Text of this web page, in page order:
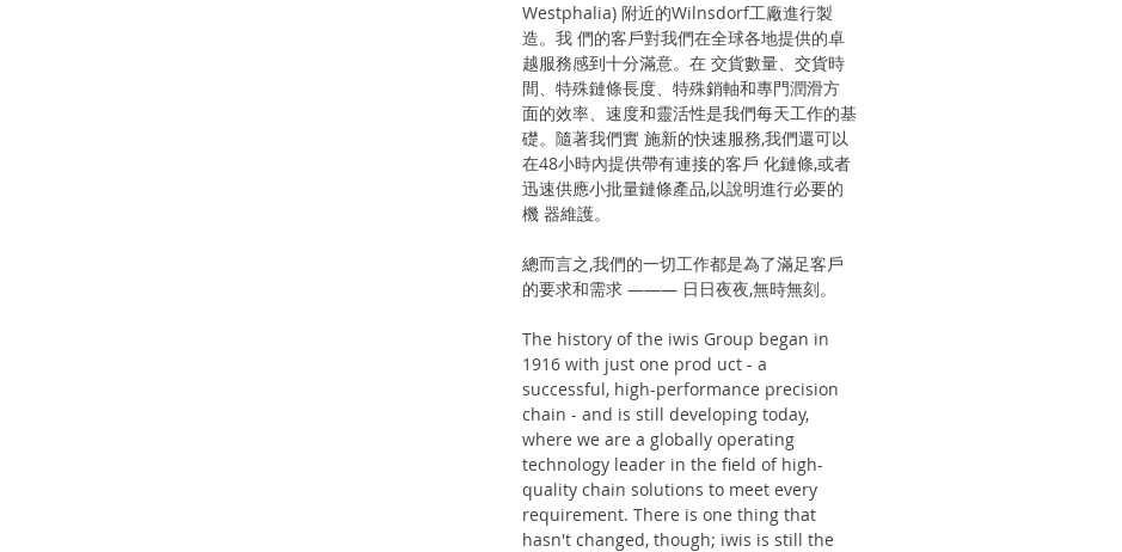
Westphalia) 附近的Wilnsdorf工廠進行製
造。我 們的客戶對我們在全球各地提供的卓
越服務感到十分滿意。在 交貨數量、交貨時
間、特殊鏈條長度、特殊銷軸和專門潤滑方
面的效率、速度和靈活性是我們每天工作的基
礎。隨著我們實 施新的快速服務,我們還可以
在48小時內提供帶有連接的客戶 化鏈條,或者
迅速供應小批量鏈條產品,以說明進行必要的
機 器維護。
總而言之,我們的一切工作都是為了滿足客戶
的要求和需求 ——— 日日夜夜,無時無刻。
The history of the iwis Group began in
1916 with just one prod uct - a
successful, high-performance precision
chain - and is still developing today,
where we are a globally operating
technology leader in the field of high-
quality chain solutions to meet every
requirement. There is one thing that
hasn't changed, though; iwis is still the